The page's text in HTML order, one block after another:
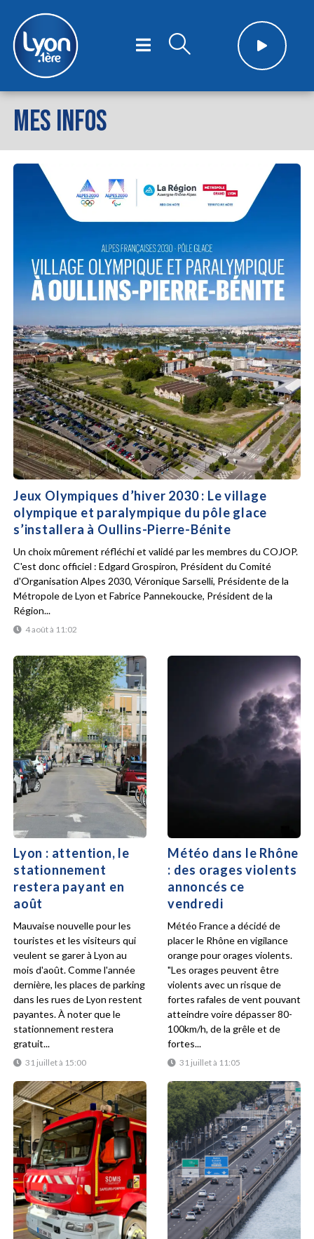
MES INFOS
Jeux Olympiques d’hiver 2030 : Le village
olympique et paralympique du pôle glace
s’installera à Oullins-Pierre-Bénite
4 août à 11:02
Un choix mûrement réfléchi et validé par les membres du COJOP.
C'est donc officiel : Edgard Grospiron, Président du Comité
d'Organisation Alpes 2030, Véronique Sarselli, Présidente de la
Métropole de Lyon et Fabrice Pannekoucke, Président de la
Région...
Lyon : attention, le
stationnement
restera payant en
août
31 juillet à 15:00
Mauvaise nouvelle pour les
touristes et les visiteurs qui
veulent se garer à Lyon au
mois d'août. Comme l'année
dernière, les places de parking
dans les rues de Lyon restent
payantes. À noter que le
stationnement restera
gratuit...
Météo dans le Rhône
: des orages violents
annoncés ce
vendredi
31 juillet à 11:05
Météo France a décidé de
placer le Rhône en vigilance
orange pour orages violents.
"Les orages peuvent être
violents avec un risque de
fortes rafales de vent pouvant
atteindre voire dépasser 80-
100km/h, de la grêle et de
fortes...